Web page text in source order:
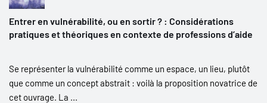
Entrer en vulnérabilité, ou en sortir ? : Considérations
pratiques et théoriques en contexte de professions d’aide
Se représenter la vulnérabilité comme un espace, un lieu, plutôt
que comme un concept abstrait : voilà la proposition novatrice de
cet ouvrage. La ...